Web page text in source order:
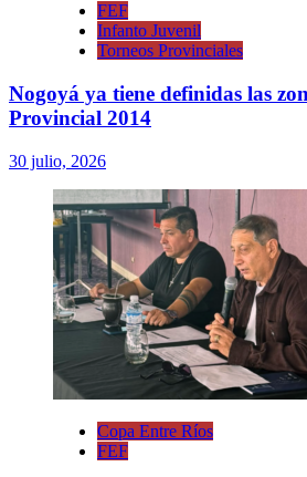
FEF
Infanto Juvenil
Torneos Provinciales
Nogoyá ya tiene definidas las
Provincial 2014
30 julio, 2026
Copa Entre Ríos
FEF